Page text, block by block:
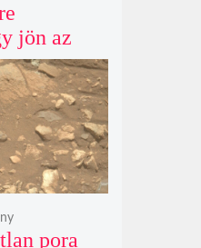
jön az
az 50
pora